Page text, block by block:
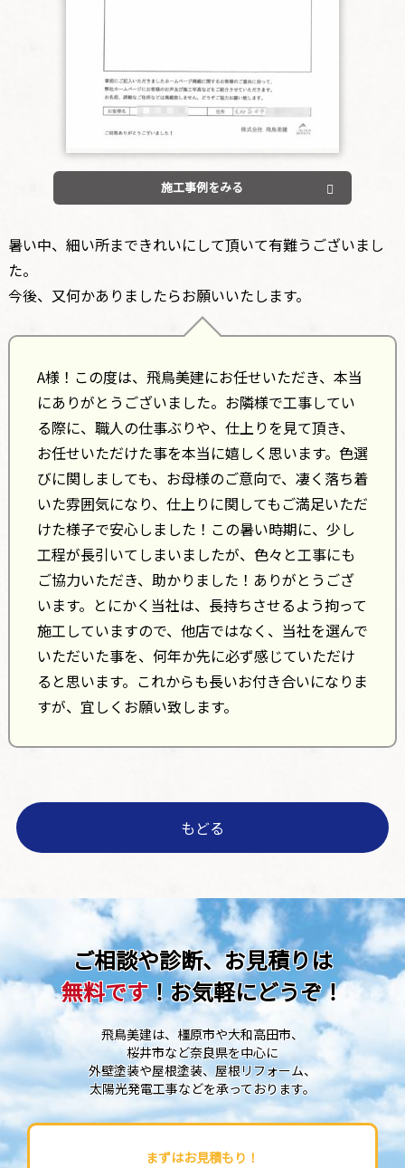
施工事例をみる
暑い中、細い所まできれいにして頂いて有難うございまし
た。
今後、又何かありましたらお願いいたします。
A様！この度は、飛鳥美建にお任せいただき、本当
にありがとうございました。お隣様で工事してい
る際に、職人の仕事ぶりや、仕上りを見て頂き、
お任せいただけた事を本当に嬉しく思います。色選
びに関しましても、お母様のご意向で、凄く落ち着
いた雰囲気になり、仕上りに関してもご満足いただ
けた様子で安心しました！この暑い時期に、少し
工程が長引いてしまいましたが、色々と工事にも
ご協力いただき、助かりました！ありがとうござ
います。とにかく当社は、長持ちさせるよう拘って
施工していますので、他店ではなく、当社を選んで
いただいた事を、何年か先に必ず感じていただけ
ると思います。これからも長いお付き合いになりま
すが、宜しくお願い致します。
もどる
ご相談や診断、お見積りは
無料です！お気軽にどうぞ！
飛鳥美建は、橿原市や大和高田市、
桜井市など奈良県を中心に
外壁塗装や屋根塗装、屋根リフォーム、
太陽光発電工事などを承っております。
まずはお見積もり！